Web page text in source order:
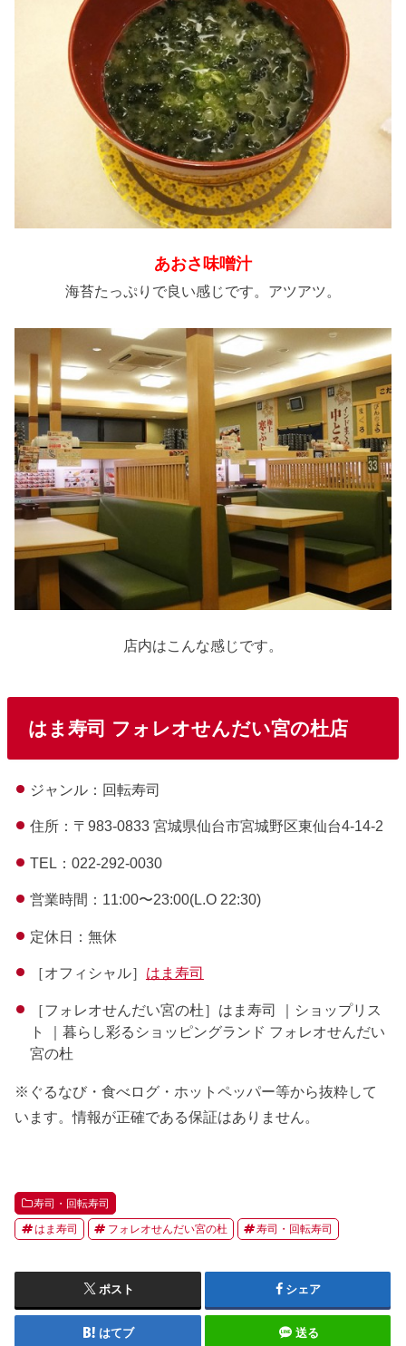
あおさ味噌汁
海苔たっぷりで良い感じです。アツアツ。
店内はこんな感じです。
はま寿司 フォレオせんだい宮の杜店
ジャンル：回転寿司
住所：〒983-0833 宮城県仙台市宮城野区東仙台4-14-2
TEL：022-292-0030
営業時間：11:00〜23:00(L.O 22:30)
定休日：無休
［オフィシャル］ はま寿司
［フォレオせんだい宮の杜］はま寿司 ｜ショップリス
ト ｜暮らし彩るショッピングランド フォレオせんだい
宮の杜
※ぐるなび・食べログ・ホットペッパー等から抜粋して
います。情報が正確である保証はありません。
寿司・回転寿司
はま寿司 フォレオせんだい宮の杜 寿司・回転寿司
ポスト シェア
はてブ 送る